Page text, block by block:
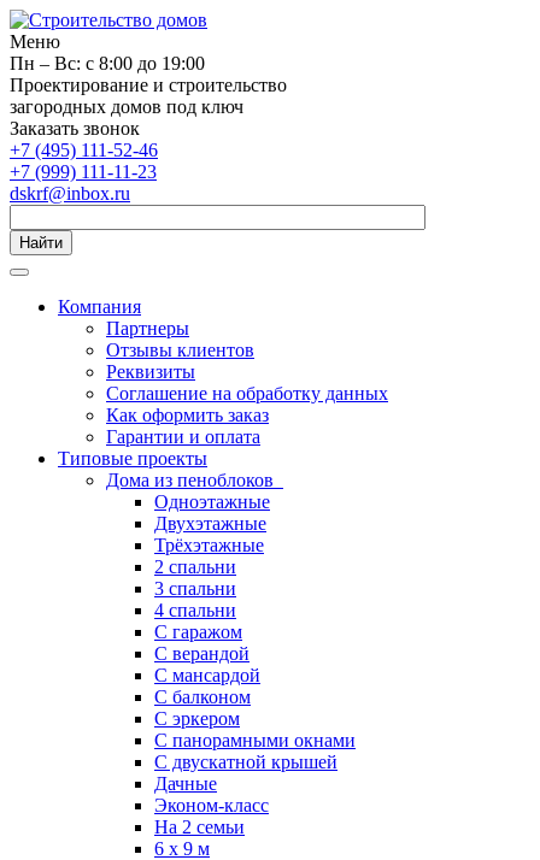
Меню
Пн – Вс: с 8:00 до 19:00
Проектирование и строительство
загородных домов под ключ
Заказать звонок
+7 (495) 111-52-46
+7 (999) 111-11-23
dskrf@inbox.ru
Найти
Компания
Партнеры
Отзывы клиентов
Реквизиты
Соглашение на обработку данных
Как оформить заказ
Гарантии и оплата
Типовые проекты
Дома из пеноблоков
Одноэтажные
Двухэтажные
Трёхэтажные
2 спальни
3 спальни
4 спальни
С гаражом
С верандой
С мансардой
С балконом
C эркером
С панорамными окнами
С двускатной крышей
Дачные
Эконом-класс
На 2 семьи
6 x 9 м